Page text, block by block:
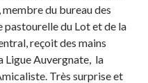
du bureau des
pastourelle du Lot et de la
reçoit des mains
Ligue Auvergnate, la
Très surprise et